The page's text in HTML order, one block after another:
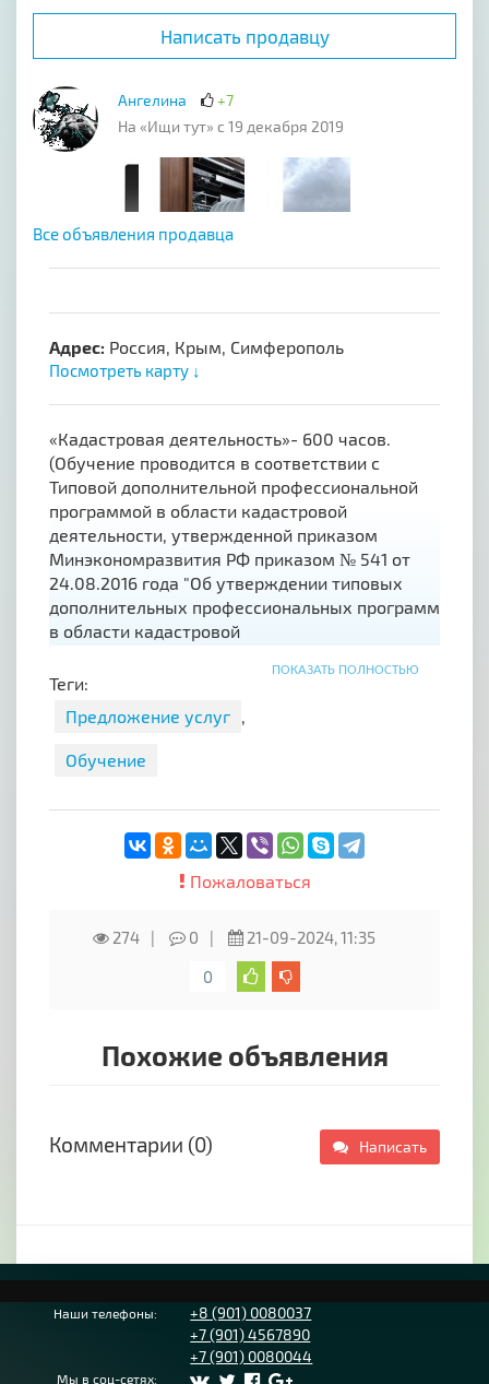
Написать продавцу
Ангелина
+7
На «Ищи тут» с 19 декабря 2019
Все объявления продавца
Адрес: Россия, Крым, Симферополь
Посмотреть карту ↓
«Кадастровая деятельность»- 600 часов.
(Обучение проводится в соответствии с
Типовой дополнительной профессиональной
программой в области кадастровой
деятельности, утвержденной приказом
Минэкономразвития РФ приказом № 541 от
24.08.2016 года "Об утверждении типовых
дополнительных профессиональных программ
в области кадастровой
21.04.2023г -21.09.2023г
В данный период обучения предусмотрен
инженеров в качестве ежегодного
часов.
ПОКАЗАТЬ ПОЛНОСТЬЮ
Теги:
Предложение услуг ,
Обучение
Пожаловаться
274 0
21-09-2024, 11:35
0
Похожие объявления
Комментарии (0) Написать
Наши телефоны:
+8 (901) 0080037
+7 (901) 4567890
+7 (901) 0080044
Мы в соц-сетях: